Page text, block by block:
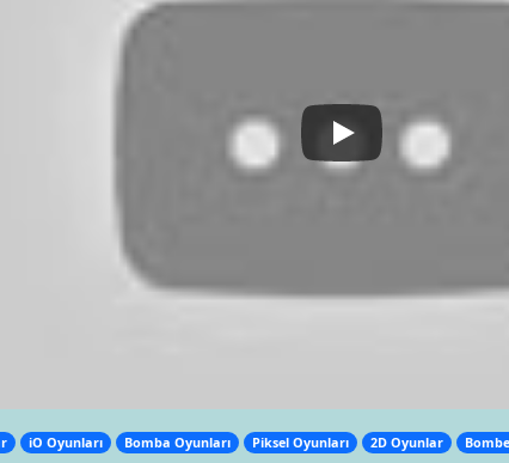
iO Oyunları Bomba Oyunları Piksel Oyunları 2D Oyunlar